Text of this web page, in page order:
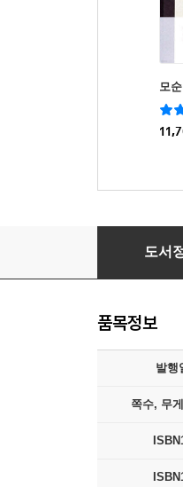
모순
나로 늙어간
도서
품목정보
발행
쪽수, 무